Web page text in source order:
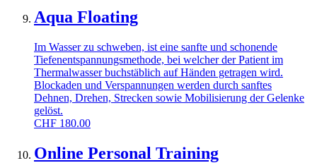
Aqua Floating
Im Wasser zu schweben, ist eine sanfte und schonende
Tiefenentspannungsmethode, bei welcher der Patient im
Thermalwasser buchstäblich auf Händen getragen wird.
Blockaden und Verspannungen werden durch sanftes
Dehnen, Drehen, Strecken sowie Mobilisierung der Gelenke
gelöst.
CHF 180.00
Online Personal Training